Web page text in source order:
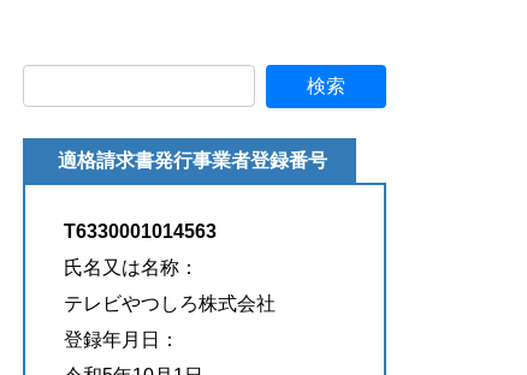
適格請求書発行事業者登録番号
T6330001014563
氏名又は名称：
テレビやつしろ株式会社
登録年月日：